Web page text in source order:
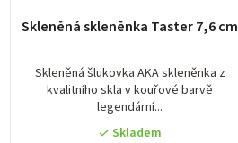
Skleněná skleněnka Taster 7,6 cm
Skleněná šlukovka AKA skleněnka z
kvalitního skla v kouřové barvě
legendární...
Skladem